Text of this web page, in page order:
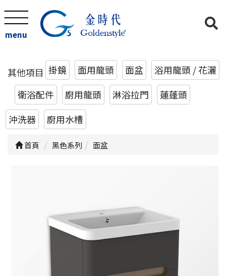
menu
其他項目 掛鏡 面用龍頭 面盆
浴用龍頭 / 花灑
衛浴配件
廚用龍頭 淋浴拉門
蓮蓬頭
沖洗器
廚用水槽
首頁 黑色系列 面盆